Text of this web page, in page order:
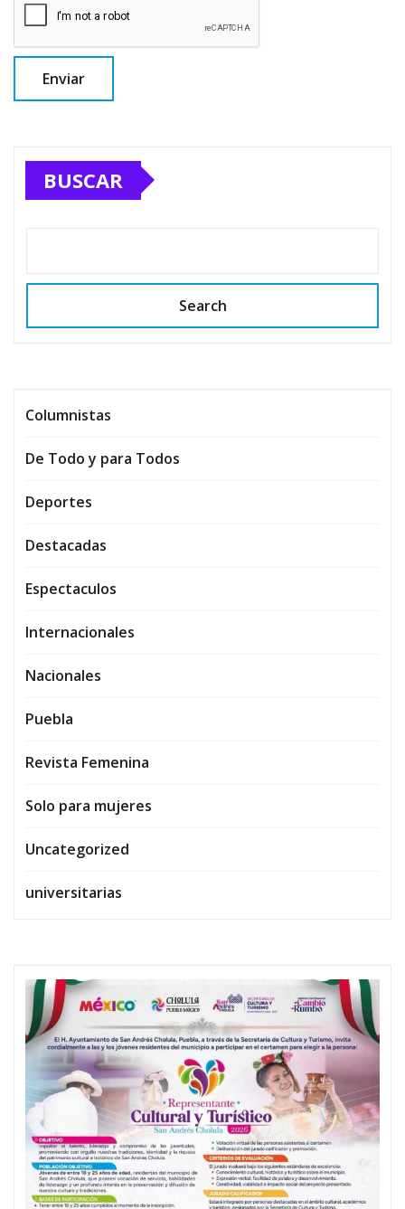
BUSCAR
Search
Columnistas
De Todo y para Todos
Deportes
Destacadas
Espectaculos
Internacionales
Nacionales
Puebla
Revista Femenina
Solo para mujeres
Uncategorized
universitarias